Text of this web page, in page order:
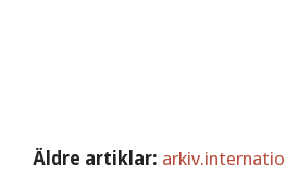
Äldre artiklar: